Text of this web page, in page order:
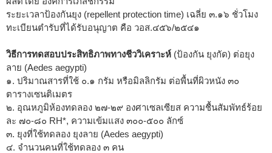
ระยะเวลาป้องกันยุง (repellent protection time) เฉลี่ย ๓.๑๖ ชั่วโมง
ทะเบียนตำรับที่ได้รับอนุญาต คือ วอส.๔๕๖/๒๕๔๑
วิธีการทดสอบประสิทธิภาพทางชีววิเคราะห์ (ป้องกัน ยุงกัด) ต่อยุง
ลาย (Aedes aegypti)
๑. ปริมาณสารที่ใช้ ๐.๑ กรัม หรือมิลลิกรัม ต่อพื้นที่ผิวหนัง ๓๐
ตารางเซนติเมตร
๒. อุณหภูมิห้องทดลอง ๒๗-๒๙ องศาเซลเซียส ความชื้นสัมพัทธ์ร้อย
ละ ๗๐-๘๐ RH*, ความเข้มแสง ๓๐๐-๕๐๐ ลักซ์
๓. ยุงที่ใช้ทดลอง ยุงลาย (Aedes aegypti)
๔. จำนวนคนที่ใช้ทดลอง ๓ คน